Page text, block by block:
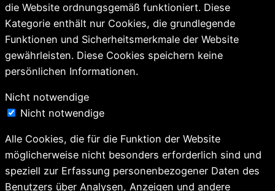
die Website ordnungsgemäß funktioniert. Diese
Kategorie enthält nur Cookies, die grundlegende
Funktionen und Sicherheitsmerkmale der Website
gewährleisten. Diese Cookies speichern keine
persönlichen Informationen.
Nicht notwendige
Nicht notwendige
Alle Cookies, die für die Funktion der Website
möglicherweise nicht besonders erforderlich sind und
speziell zur Erfassung personenbezogener Daten des
Benutzers über Analysen, Anzeigen und andere